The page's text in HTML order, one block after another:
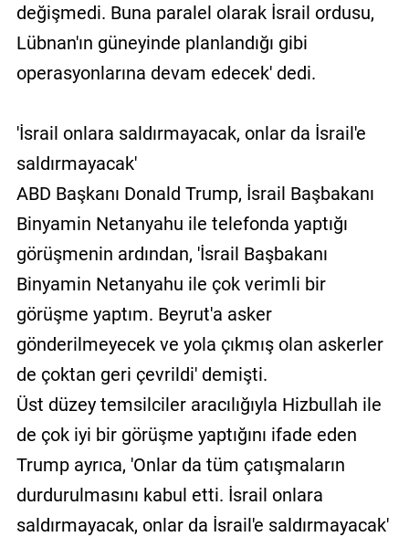
değişmedi. Buna paralel olarak İsrail ordusu,
Lübnan'ın güneyinde planlandığı gibi
operasyonlarına devam edecek' dedi.
'İsrail onlara saldırmayacak, onlar da İsrail'e
saldırmayacak'
ABD Başkanı Donald Trump, İsrail Başbakanı
Binyamin Netanyahu ile telefonda yaptığı
görüşmenin ardından, 'İsrail Başbakanı
Binyamin Netanyahu ile çok verimli bir
görüşme yaptım. Beyrut'a asker
gönderilmeyecek ve yola çıkmış olan askerler
de çoktan geri çevrildi' demişti.
Üst düzey temsilciler aracılığıyla Hizbullah ile
de çok iyi bir görüşme yaptığını ifade eden
Trump ayrıca, 'Onlar da tüm çatışmaların
durdurulmasını kabul etti. İsrail onlara
saldırmayacak, onlar da İsrail'e saldırmayacak'